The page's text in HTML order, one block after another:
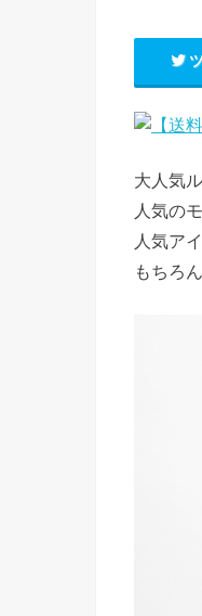
大人気
人気の
人気ア
もちろ